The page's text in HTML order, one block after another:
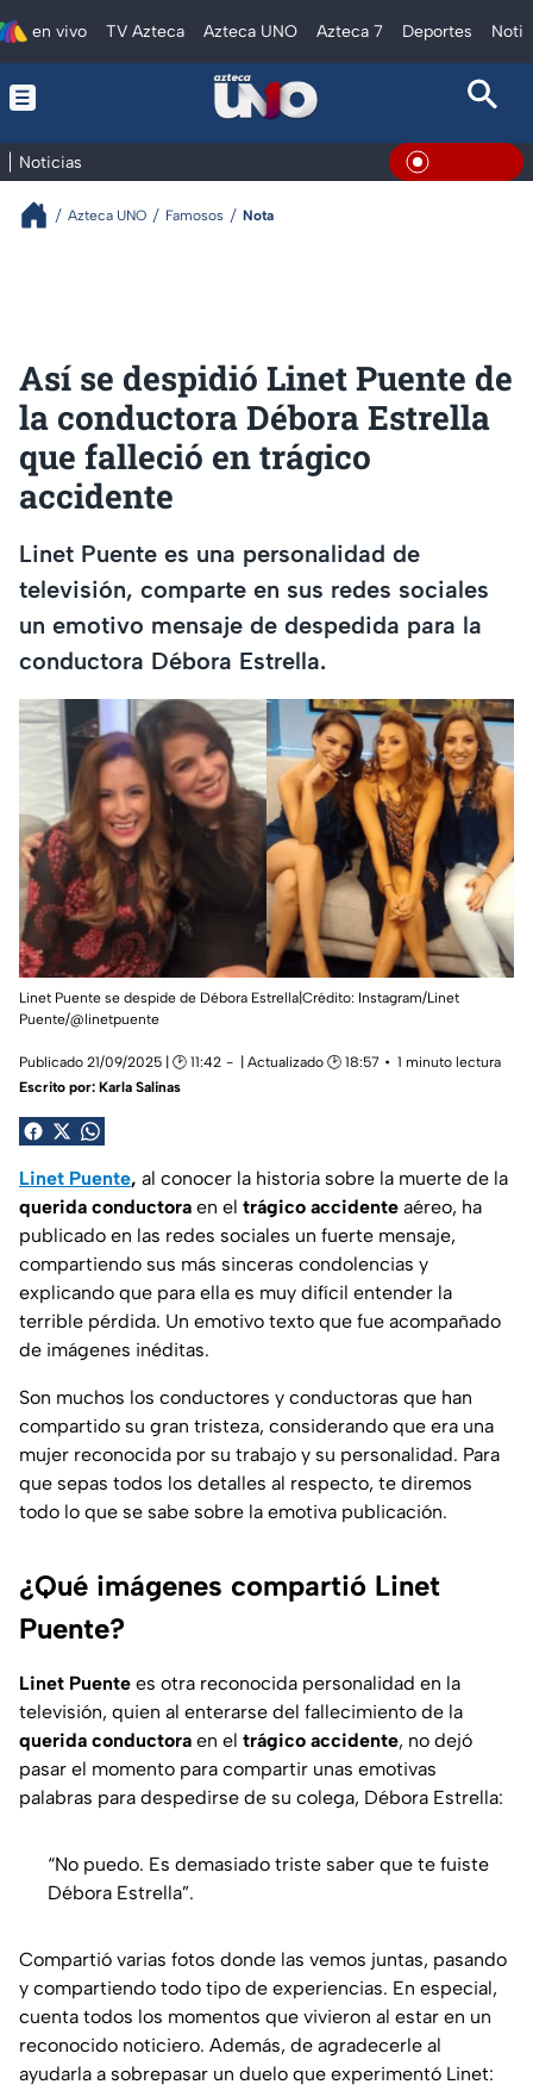
en vivo TV Azteca Azteca UNO Azteca 7 Deportes
Noticias En Vivo
Azteca UNO Famosos Nota
Así se despidió Linet Puente de
la conductora Débora Estrella
que falleció en trágico
accidente
Linet Puente es una personalidad de
televisión, comparte en sus redes sociales
un emotivo mensaje de despedida para la
conductora Débora Estrella.
Linet Puente se despide de Débora Estrella|Crédito: Instagram/Linet
Puente/@linetpuente
Publicado 21/09/2025 | 🕑 11:42 | Actualizado 🕑 18:57
1 minuto lectura
Escrito por: Karla Salinas
Linet Puente, al conocer la historia sobre la muerte de la
querida conductora en el trágico accidente aéreo, ha
publicado en las redes sociales un fuerte mensaje,
compartiendo sus más sinceras condolencias y
explicando que para ella es muy difícil entender la
terrible pérdida. Un emotivo texto que fue acompañado
de imágenes inéditas.
Son muchos los conductores y conductoras que han
compartido su gran tristeza, considerando que era una
mujer reconocida por su trabajo y su personalidad. Para
que sepas todos los detalles al respecto, te diremos
todo lo que se sabe sobre la emotiva publicación.
¿Qué imágenes compartió Linet
Puente?
Linet Puente es otra reconocida personalidad en la
televisión, quien al enterarse del fallecimiento de la
querida conductora en el trágico accidente, no dejó
pasar el momento para compartir unas emotivas
palabras para despedirse de su colega, Débora Estrella:
“No puedo. Es demasiado triste saber que te fuiste
Débora Estrella”.
Compartió varias fotos donde las vemos juntas, pasando
y compartiendo todo tipo de experiencias. En especial,
cuenta todos los momentos que vivieron al estar en un
reconocido noticiero. Además, de agradecerle al
ayudarla a sobrepasar un duelo que experimentó Linet: